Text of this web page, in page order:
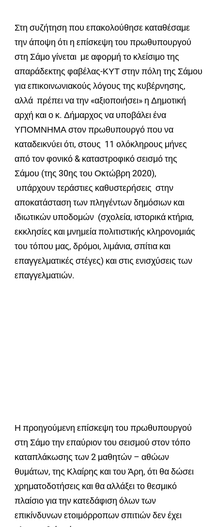
Στη συζήτηση που επακολούθησε καταθέσαμε
την άποψη ότι η επίσκεψη του πρωθυπουργού
στη Σάμο γίνεται με αφορμή το κλείσιμο της
απαράδεκτης φαβέλας-ΚΥΤ στην πόλη της Σάμου
για επικοινωνιακούς λόγους της κυβέρνησης,
αλλά πρέπει να την «αξιοποιήσει» η Δημοτική
αρχή και ο κ. Δήμαρχος να υποβάλει ένα
ΥΠΟΜΝΗΜΑ στον πρωθυπουργό που να
καταδεικνύει ότι, στους 11 ολόκληρους μήνες
από τον φονικό & καταστροφικό σεισμό της
Σάμου (της 30ης του Οκτώβρη 2020),
υπάρχουντεράστιες καθυστερήσεις στην
αποκατάσταση των πληγέντων δημόσιων και
ιδιωτικών υποδομών (σχολεία, ιστορικά κτήρια,
εκκλησίες και μνημεία πολιτιστικής κληρονομιάς
του τόπου μας, δρόμοι, λιμάνια, σπίτια και
επαγγελματικές στέγες) και στις ενισχύσεις των
επαγγελματιών.
Η προηγούμενη επίσκεψη του πρωθυπουργού
στη Σάμο την επαύριον του σεισμού στον τόπο
καταπλάκωσης των 2 μαθητών – αθώων
θυμάτων, της Κλαίρης και του Άρη, ότι θα δώσει
χρηματοδοτήσεις και θα αλλάξει το θεσμικό
πλαίσιο για την κατεδάφιση όλων των
επικίνδυνων ετοιμόρροπων σπιτιών δεν έχει